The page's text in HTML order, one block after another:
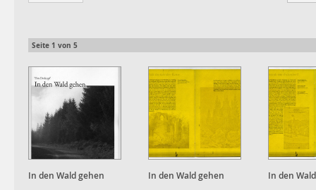
Seite 1 von 5
In den Wald gehen In den Wald gehen In den